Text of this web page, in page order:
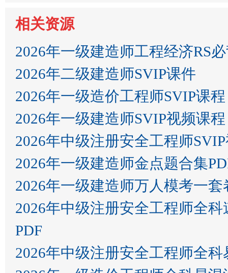
相关资源
2026年一级建造师工程经济RS
2026年二级建造师SVIP课件
2026年一级造价工程师SVIP课程
2026年一级建造师SVIP视频课程
2026年中级注册安全工程师
2026年一级建造师金点题合集
2026年一级建造师万人模考一
2026年中级注册安全工程师全
PDF
2026年中级注册安全工程师全